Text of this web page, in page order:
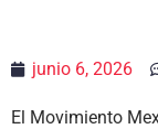
junio 6, 2026
El Movimiento